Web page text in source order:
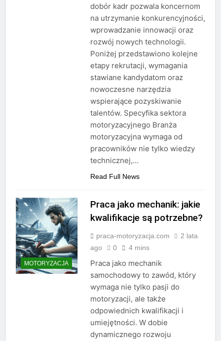
dobór kadr pozwala koncernom
na utrzymanie konkurencyjności,
wprowadzanie innowacji oraz
rozwój nowych technologii.
Poniżej przedstawiono kolejne
etapy rekrutacji, wymagania
stawiane kandydatom oraz
nowoczesne narzędzia
wspierające pozyskiwanie
talentów. Specyfika sektora
motoryzacyjnego Branża
motoryzacyjna wymaga od
pracowników nie tylko wiedzy
technicznej,…
Read Full News
MOTORYZACJA
Praca jako mechanik: jakie
kwalifikacje są potrzebne?
praca-motoryzacja.com
2 lata
ago
0 4 mins
Praca jako mechanik
samochodowy to zawód, który
wymaga nie tylko pasji do
motoryzacji, ale także
odpowiednich kwalifikacji i
umiejętności. W dobie
dynamicznego rozwoju